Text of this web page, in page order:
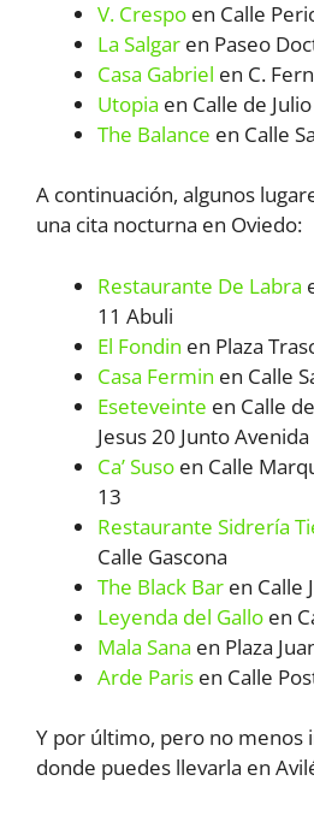
V. Crespo en Calle
La Salgar en Paseo
Casa Gabriel en C.
Utopia en Calle de
The Balance en Calle
A continuación, algunos
una cita nocturna en Oviedo:
Restaurante De Labra
11 Abuli
El Fondin en Plaza
Casa Fermin en Calle
Eseteveinte en Calle
Jesus 20 Junto
Ca’ Suso en Calle
13
Restaurante Sidrería
Calle Gascona
The Black Bar en Calle
Leyenda del Gallo en
Mala Sana en Plaza
Arde Paris en Calle
Y por último, pero no menos
donde puedes llevarla en